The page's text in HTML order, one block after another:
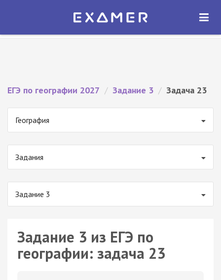
Экзамер — ЕГЭ 2027
ОТКРЫТЬ
ЕГЭ по географии 2027 / Задание 3 / Задача 23
География
Задания
Задание 3
Задание 3 из ЕГЭ по
географии: задача 23